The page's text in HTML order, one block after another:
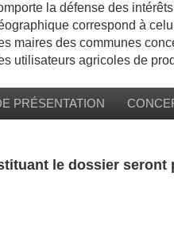
la défense des
correspond à
maires des communes
utilisateurs agricoles de
PRÉSENTATION
le dossier